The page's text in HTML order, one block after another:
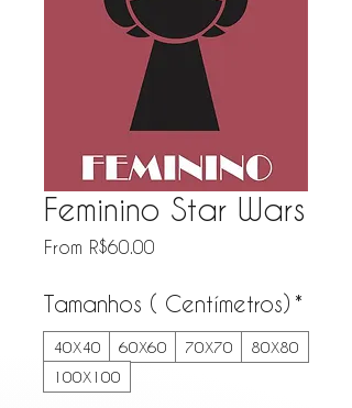
Feminino Star Wars
From R$60.00
Tamanhos ( Centímetros) *
40X40 60X60 70X70
80X80
100X100